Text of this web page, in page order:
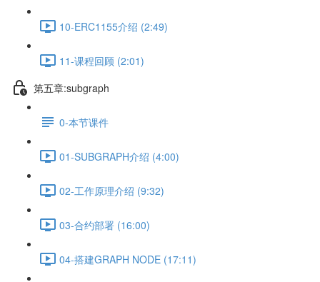
10-ERC1155介绍 (2:49)
11-课程回顾 (2:01)
第五章:subgraph
0-本节课件
01-SUBGRAPH介绍 (4:00)
02-工作原理介绍 (9:32)
03-合约部署 (16:00)
04-搭建GRAPH NODE (17:11)